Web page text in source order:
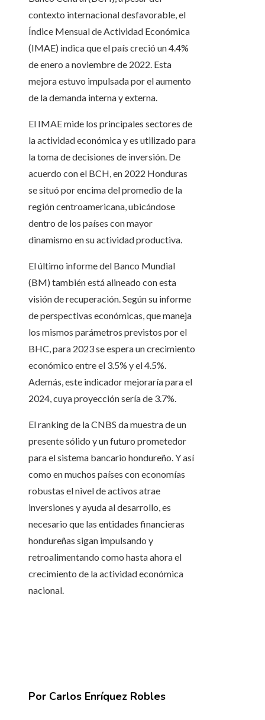
contexto internacional desfavorable, el
Índice Mensual de Actividad Económica
(IMAE) indica que el país creció un 4.4%
de enero a noviembre de 2022. Esta
mejora estuvo impulsada por el aumento
de la demanda interna y externa.
El IMAE mide los principales sectores de
la actividad económica y es utilizado para
la toma de decisiones de inversión. De
acuerdo con el BCH, en 2022 Honduras
se situó por encima del promedio de la
región centroamericana, ubicándose
dentro de los países con mayor
dinamismo en su actividad productiva.
El último informe del Banco Mundial
(BM) también está alineado con esta
visión de recuperación. Según su informe
de perspectivas económicas, que maneja
los mismos parámetros previstos por el
BHC, para 2023 se espera un crecimiento
económico entre el 3.5% y el 4.5%.
Además, este indicador mejoraría para el
2024, cuya proyección sería de 3.7%.
El ranking de la CNBS da muestra de un
presente sólido y un futuro prometedor
para el sistema bancario hondureño. Y así
como en muchos países con economías
robustas el nivel de activos atrae
inversiones y ayuda al desarrollo, es
necesario que las entidades financieras
hondureñas sigan impulsando y
retroalimentando como hasta ahora el
crecimiento de la actividad económica
nacional.
Por Carlos Enríquez Robles